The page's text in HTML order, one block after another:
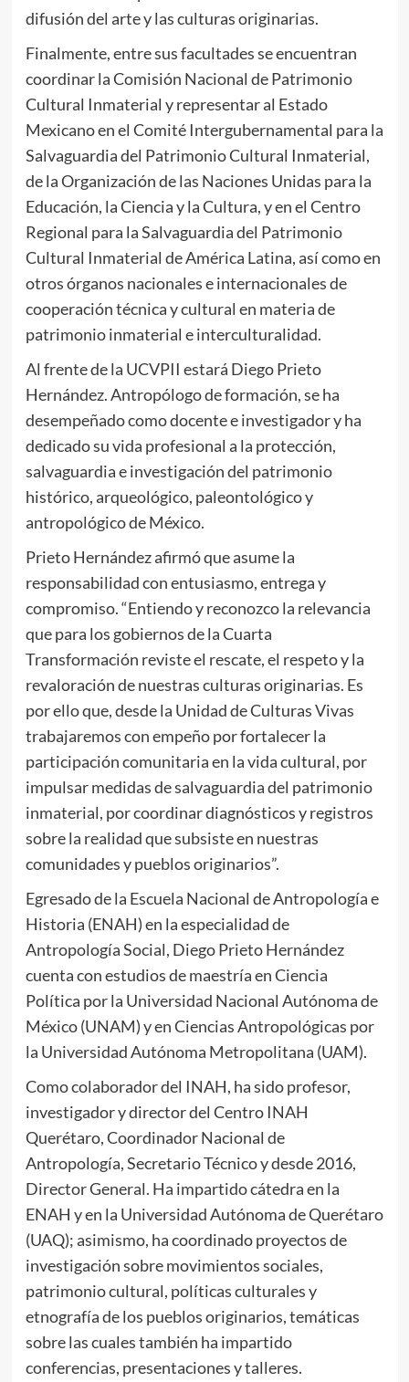
difusión del arte y las culturas originarias.
Finalmente, entre sus facultades se encuentran
coordinar la Comisión Nacional de Patrimonio
Cultural Inmaterial y representar al Estado
Mexicano en el Comité Intergubernamental para la
Salvaguardia del Patrimonio Cultural Inmaterial,
de la Organización de las Naciones Unidas para la
Educación, la Ciencia y la Cultura, y en el Centro
Regional para la Salvaguardia del Patrimonio
Cultural Inmaterial de América Latina, así como en
otros órganos nacionales e internacionales de
cooperación técnica y cultural en materia de
patrimonio inmaterial e interculturalidad.
Al frente de la UCVPII estará Diego Prieto
Hernández. Antropólogo de formación, se ha
desempeñado como docente e investigador y ha
dedicado su vida profesional a la protección,
salvaguardia e investigación del patrimonio
histórico, arqueológico, paleontológico y
antropológico de México.
Prieto Hernández afirmó que asume la
responsabilidad con entusiasmo, entrega y
compromiso. “Entiendo y reconozco la relevancia
que para los gobiernos de la Cuarta
Transformación reviste el rescate, el respeto y la
revaloración de nuestras culturas originarias. Es
por ello que, desde la Unidad de Culturas Vivas
trabajaremos con empeño por fortalecer la
participación comunitaria en la vida cultural, por
impulsar medidas de salvaguardia del patrimonio
inmaterial, por coordinar diagnósticos y registros
sobre la realidad que subsiste en nuestras
comunidades y pueblos originarios”.
Egresado de la Escuela Nacional de Antropología e
Historia (ENAH) en la especialidad de
Antropología Social, Diego Prieto Hernández
cuenta con estudios de maestría en Ciencia
Política por la Universidad Nacional Autónoma de
México (UNAM) y en Ciencias Antropológicas por
la Universidad Autónoma Metropolitana (UAM).
Como colaborador del INAH, ha sido profesor,
investigador y director del Centro INAH
Querétaro, Coordinador Nacional de
Antropología, Secretario Técnico y desde 2016,
Director General. Ha impartido cátedra en la
ENAH y en la Universidad Autónoma de Querétaro
(UAQ); asimismo, ha coordinado proyectos de
investigación sobre movimientos sociales,
patrimonio cultural, políticas culturales y
etnografía de los pueblos originarios, temáticas
sobre las cuales también ha impartido
conferencias, presentaciones y talleres.